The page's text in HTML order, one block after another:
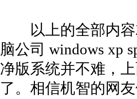
以上的全部内容
脑公司 windows xp
净版系统并不难，
了。相信机智的网